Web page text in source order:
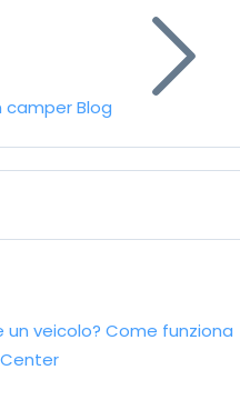
camperBlog
veicolo? Come funziona